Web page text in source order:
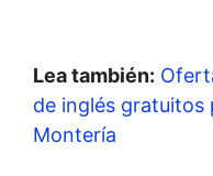
Lea también:
de inglés gratuitos
Montería